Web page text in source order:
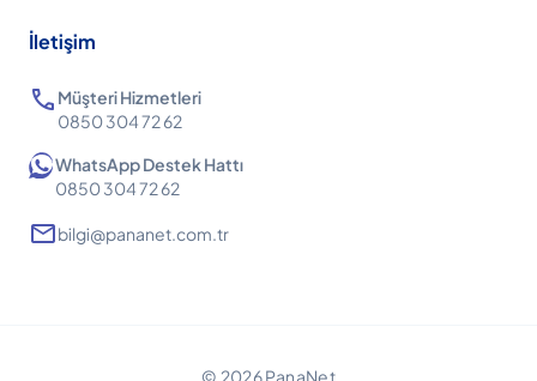
İletişim
call Müşteri Hizmetleri
0850 304 72 62
WhatsApp Destek Hattı
0850 304 72 62
mailbilgi@pananet.com.tr
© 2026 PanaNet